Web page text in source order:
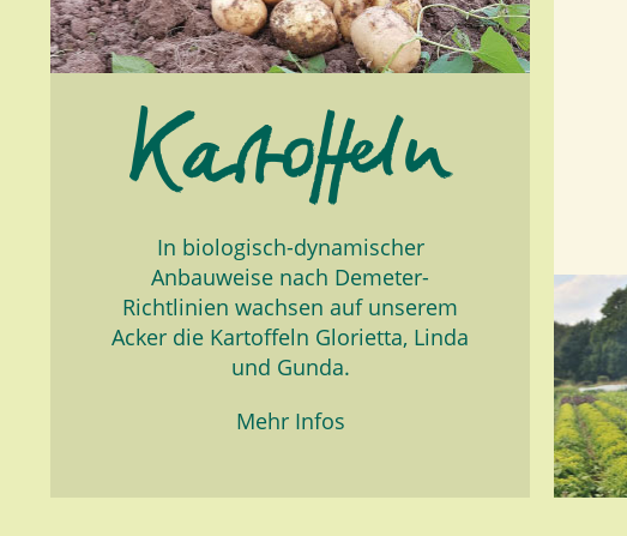
In biologisch-dynamischer
Anbauweise nach Demeter-
Richtlinien wachsen auf unserem
Acker die Kartoffeln Glorietta, Linda
und Gunda.
Mehr Infos